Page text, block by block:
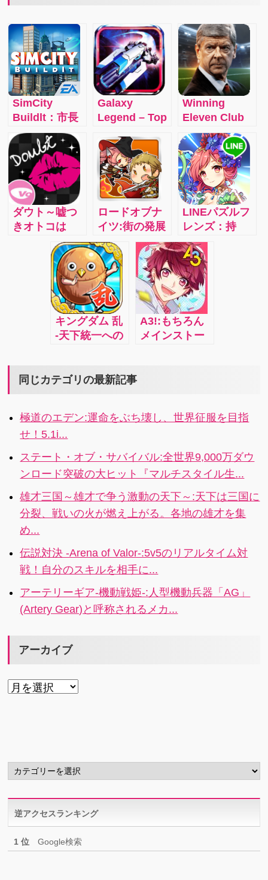
SimCity
Buildlt：市長
となり、誰も
が住みたくな
る魅力あふれ
る都市をつく
ろう!!
Galaxy
Legend – Top
Space War
Game
Winning
Eleven Club
Manager：ウ
イイレシリー
ズの最新作
が、クラブマ
ネジメントゲ
ームとしてモ
バイルに登
場！
ダウト～嘘つ
きオトコは
誰？～：ドラ
マティックで
スリリングな
謎解き恋愛ス
トーリー
ロードオブナ
イツ:街の発展
と戦略を駆使
し平和な世界
を取り戻せ！
LINEパズルフ
レンズ：持
つ！動かす！
離す！の3ステ
ップ簡単操
作！同じ色を
集めて、どん
どん染めまく
ろう♪
キングダム 乱
-天下統一への
敵の大部隊を
格戦略シミュ
レーション
RTS! 4.4x
A3!:もちろん
メインストー
咲かせてくだ
同じカテゴリの最新記事
極道のエデン:運命をぶち壊し、世界征服を目指
せ！5.1i...
ステート・オブ・サバイバル:全世界9,000万ダウ
ンロード突破の大ヒット『マルチスタイル生...
雄才三国～雄才で争う激動の天下～:天下は三国に
分裂、戦いの火が燃え上がる。各地の雄才を集
め...
伝説対決 -Arena of Valor-:5v5のリアルタイム対
戦！自分のスキルを相手に...
アーテリーギア-機動戦姫-:人型機動兵器「AG」
(Artery Gear)と呼称されるメカ...
アーカイブ
ア
カ
テ
リ
ー逆アクセスランキング
1 位 Google検索